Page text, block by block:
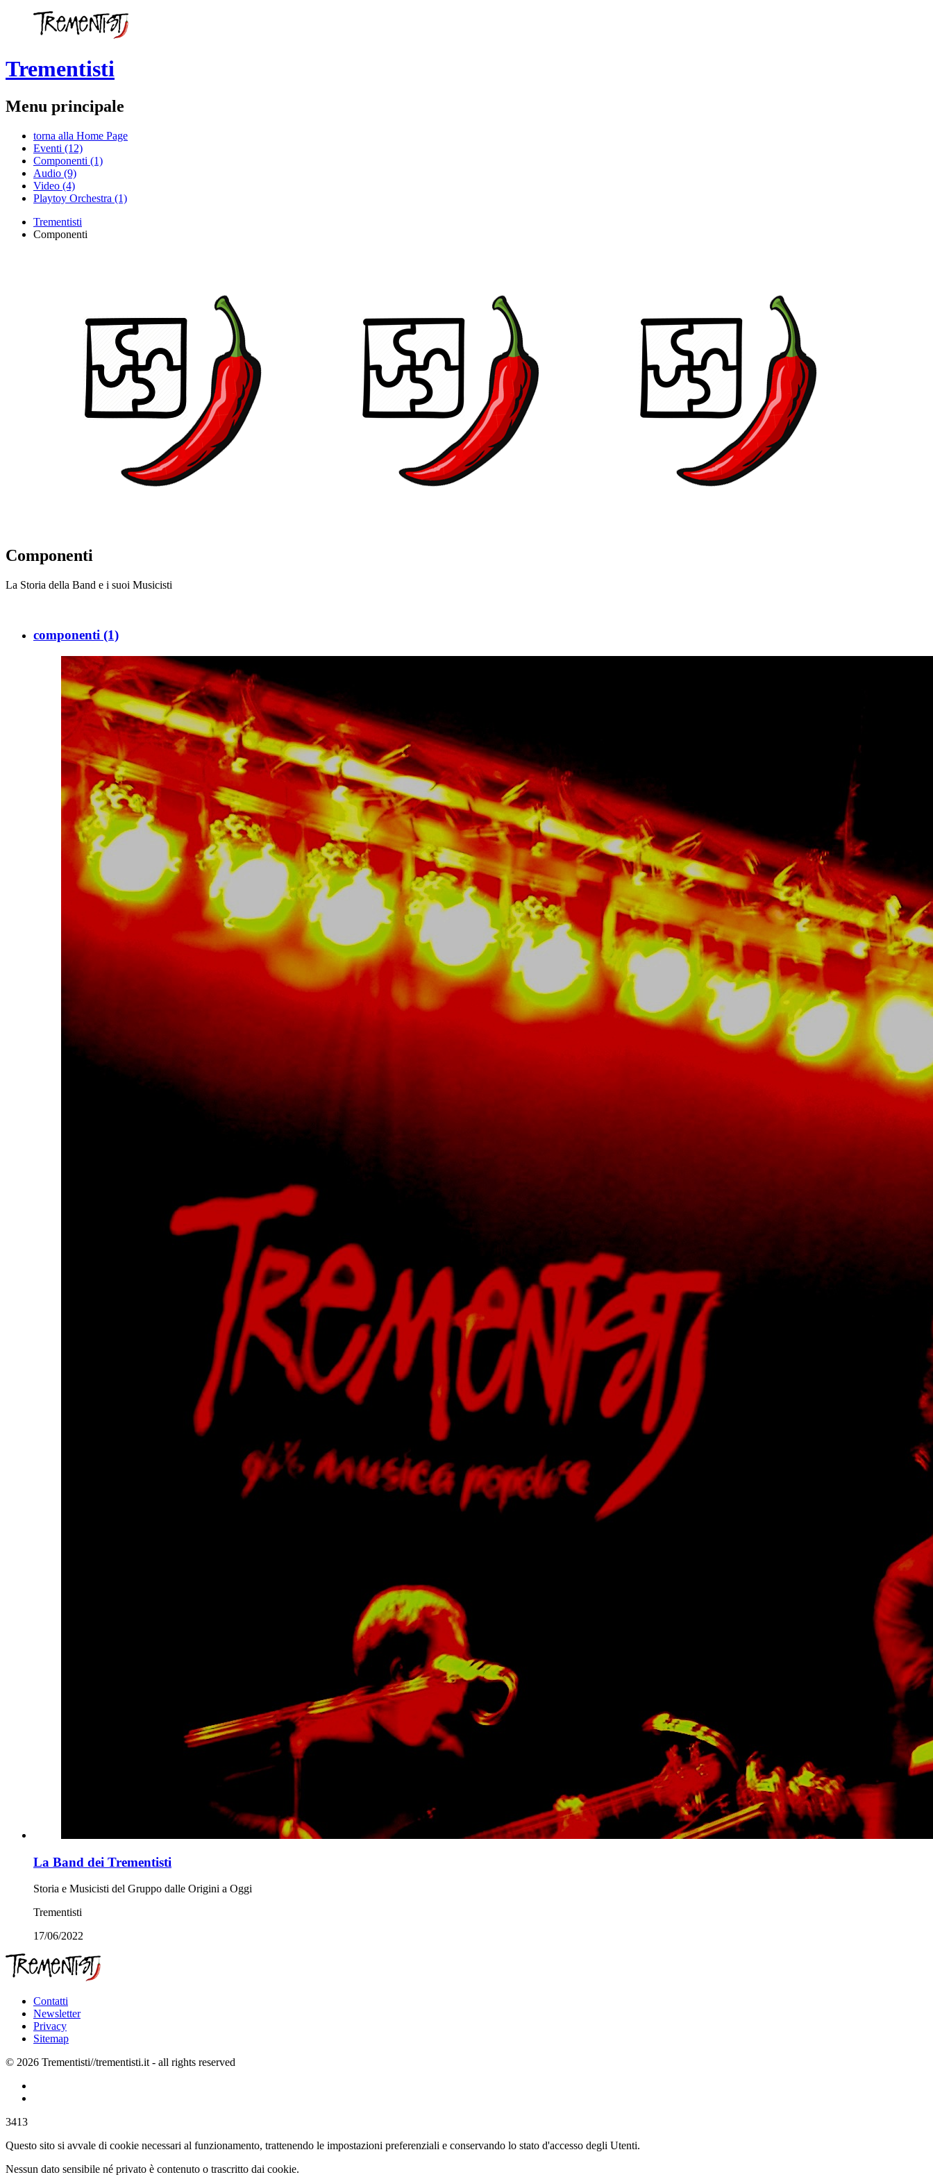
Trementisti
Menu principale
torna alla Home Page
Eventi (12)
Componenti (1)
Audio (9)
Video (4)
Playtoy Orchestra (1)
Trementisti
Componenti
Componenti
La Storia della Band e i suoi Musicisti
componenti (1)
La Band dei Trementisti
Storia e Musicisti del Gruppo dalle Origini a Oggi
Trementisti
17/06/2022
Contatti
Newsletter
Privacy
Sitemap
© 2026 Trementisti//trementisti.it - all rights reserved
3413
Questo sito si avvale di cookie necessari al funzionamento, trattenendo le impostazioni preferenziali e conservando lo stato d'accesso degli Utenti.
Nessun dato sensibile né privato è contenuto o trascritto dai cookie.